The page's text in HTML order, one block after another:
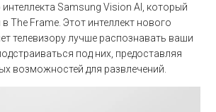
интеллекта Samsung Vision AI, который
в The Frame. Этот интеллект нового
телевизору лучше распознавать ваши
под них, предоставляя
возможностей для развлечений.